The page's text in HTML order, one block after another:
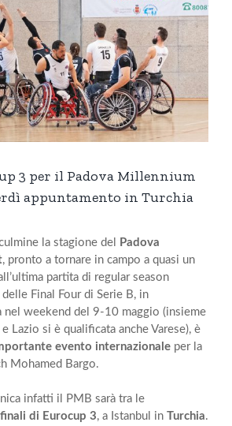
3 per il Padova Millennium
appuntamento in Turchia
la stagione del
Padova
, pronto a tornare in campo a quasi un
partita di regular season
Final Four di Serie B, in
nel weekend del 9-10 maggio (insieme
Lazio si è qualificata anche Varese), è
evento internazionale per la
Mohamed Bargo.
infatti il PMB sarà tra le
finali di Eurocup 3, a Istanbul in Turchia.